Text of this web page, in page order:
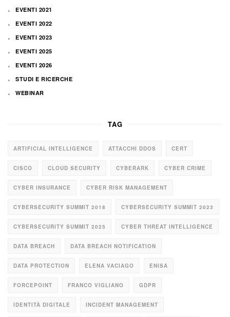
EVENTI 2021
EVENTI 2022
EVENTI 2023
EVENTI 2025
EVENTI 2026
STUDI E RICERCHE
WEBINAR
TAG
ARTIFICIAL INTELLIGENCE ATTACCHI DDOS CERT
CISCO CLOUD SECURITY CYBERARK CYBER CRIME
CYBER INSURANCE CYBER RISK MANAGEMENT
CYBERSECURITY SUMMIT 2018 CYBERSECURITY SUMMIT 2023
CYBERSECURITY SUMMIT 2025 CYBER THREAT INTELLIGENCE
DATA BREACH DATA BREACH NOTIFICATION
DATA PROTECTION ELENA VACIAGO ENISA
FORCEPOINT FRANCO VIGLIANO GDPR
IDENTITÀ DIGITALE INCIDENT MANAGEMENT